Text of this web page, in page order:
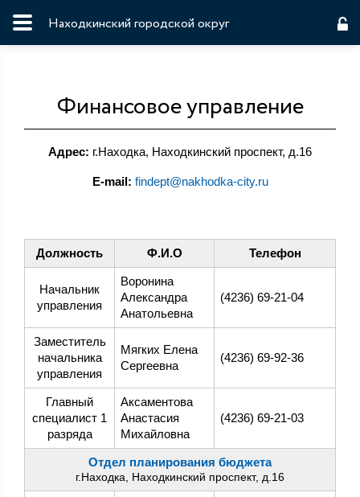
Находкинский городской округ
Финансовое управление
Адрес: г.Находка, Находкинский проспект, д.16
E-mail: findept@nakhodka-city.ru
Должность Ф.И.О Телефон
Начальник
управления
Воронина
Александра
Анатольевна
(4236) 69-21-04
Заместитель
начальника
управления
Мягких Елена
Сергеевна
(4236) 69-92-36
Главный
специалист 1
разряда
Аксаментова
Анастасия
Михайловна
(4236) 69-21-03
Отдел планирования бюджета
г.Находка, Находкинский проспект, д.16